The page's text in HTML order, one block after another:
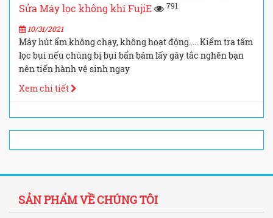
Sửa Máy lọc không khí FujiE 791
10/31/2021
Máy hút ẩm không chạy, không hoạt động. ... Kiểm tra tấm
lọc bụi nếu chúng bị bụi bẩn bám lấy gây tắc nghẽn bạn
nên tiến hành vệ sinh ngay
Xem chi tiết
SẢN PHẨM VỀ CHÚNG TÔI